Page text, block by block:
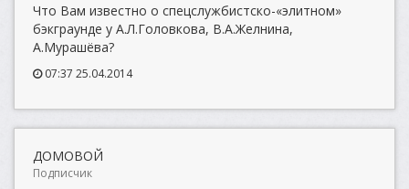
Что Вам известно о спецслужбистско-«элитном»
бэкграунде у А.Л.Головкова, В.А.Желнина,
А.Мурашёва?
07:37 25.04.2014
ДОМОВОЙ
Подписчик